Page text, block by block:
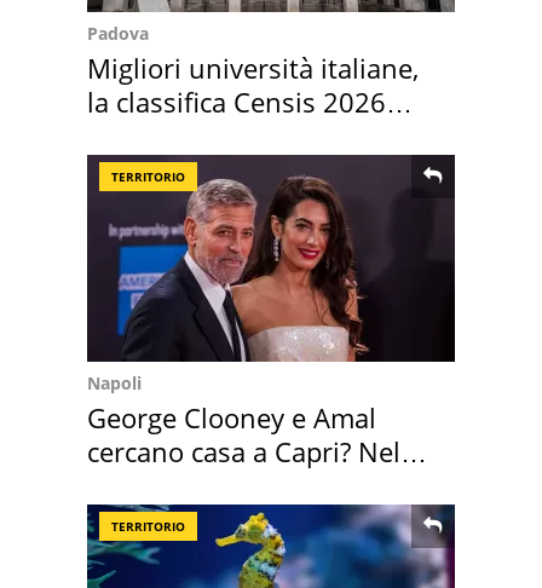
Padova
Migliori università italiane,
la classifica Censis 2026
TERRITORIO
Napoli
George Clooney e Amal
cercano casa a Capri? Nel
TERRITORIO